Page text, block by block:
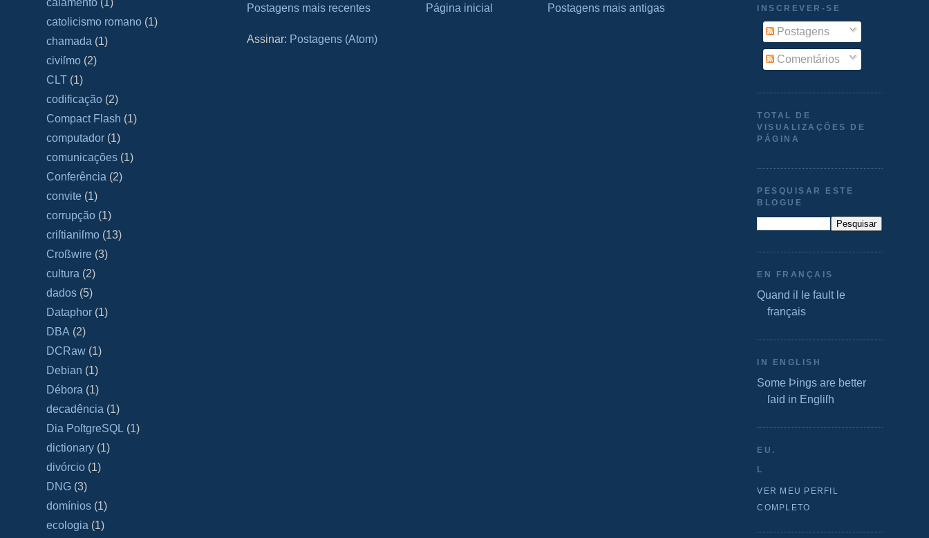
caſamento (1)
catolicismo romano (1)
chamada (1)
civiſmo (2)
CLT (1)
codificação (2)
Compact Flash (1)
computador (1)
comunicações (1)
Conferência (2)
convite (1)
corrupção (1)
criſtianiſmo (13)
Croßwire (3)
cultura (2)
dados (5)
Dataphor (1)
DBA (2)
DCRaw (1)
Debian (1)
Débora (1)
decadência (1)
Dia PoſtgreSQL (1)
dictionary (1)
divórcio (1)
DNG (3)
domínios (1)
ecologia (1)
Postagens mais recentes Postagens mais antigas
Página inicial
Assinar: Postagens (Atom)
INSCREVER-SE
Postagens
Comentários
TOTAL DE
VISUALIZAÇÕES DE
PÁGINA
PESQUISAR ESTE
BLOGUE
EN FRANÇAIS
Quand il le fault le
français
IN ENGLISH
Some Þings are better
ſaid in Engliſh
EU.
L
VER MEU PERFIL
COMPLETO